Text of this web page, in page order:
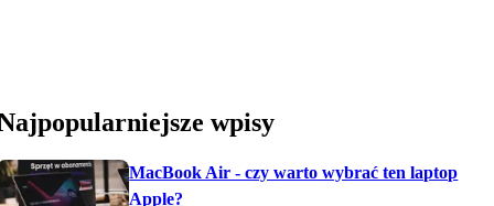
Watch
Pozostałe Mac
wpisy
MacBook Air - czy warto wybrać ten laptop
Apple?